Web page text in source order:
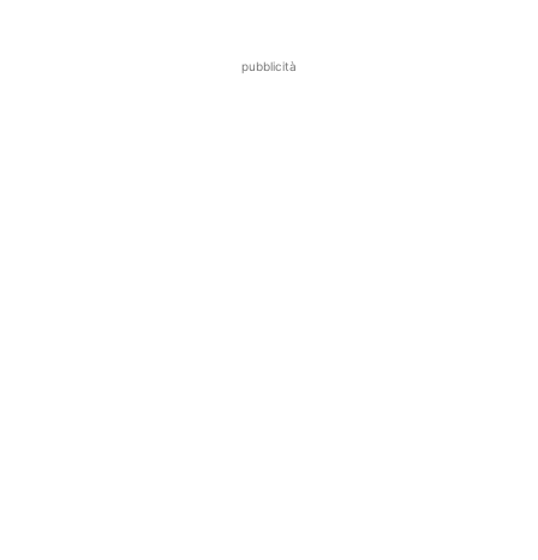
pubblicità